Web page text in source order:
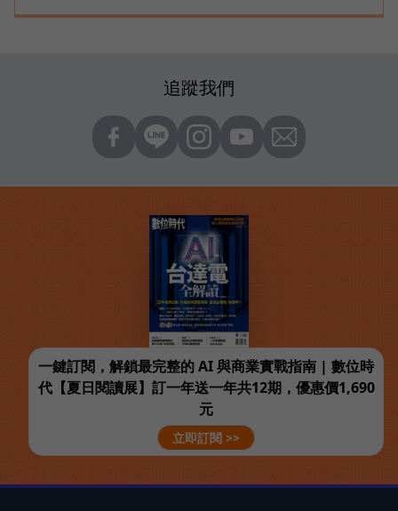
追蹤我們
一鍵訂閱，解鎖最完整的 AI 與商業實戰指南 | 數位時
代【夏日閱讀展】訂一年送一年共12期，優惠價1,690
元
立即訂閱 >>